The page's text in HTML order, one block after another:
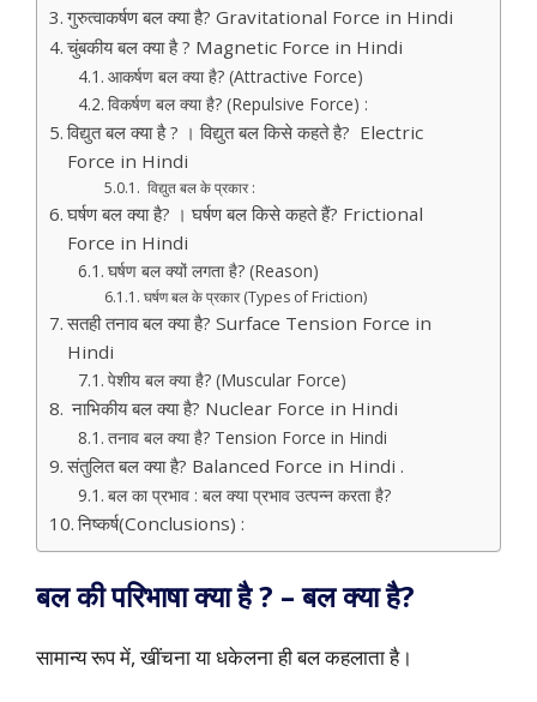
गुरुत्वाकर्षण बल क्या है? Gravitational Force in Hindi
चुंबकीय बल क्या है ? Magnetic Force in Hindi
आकर्षण बल क्या है? (Attractive Force)
विकर्षण बल क्या है? (Repulsive Force) :
विद्युत बल क्या है ? । विद्युत बल किसे कहते है? Electric
Force in Hindi
विद्युत बल के प्रकार :
घर्षण बल क्या है? । घर्षण बल किसे कहते हैं? Frictional
Force in Hindi
घर्षण बल क्यों लगता है? (Reason)
घर्षण बल के प्रकार (Types of Friction)
सतही तनाव बल क्या है? Surface Tension Force in
Hindi
पेशीय बल क्या है? (Muscular Force)
नाभिकीय बल क्या है? Nuclear Force in Hindi
तनाव बल क्या है? Tension Force in Hindi
संतुलित बल क्या है? Balanced Force in Hindi .
बल का प्रभाव : बल क्या प्रभाव उत्पन्न करता है?
निष्कर्ष(Conclusions) :
बल की परिभाषा क्या है ? – बल क्या है?
सामान्य रूप में, खींचना या धकेलना ही बल कहलाता है।